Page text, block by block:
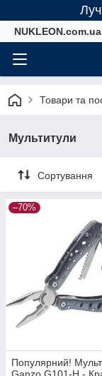
Товари та
Мультитули
Сортування
–70%
Популярний!